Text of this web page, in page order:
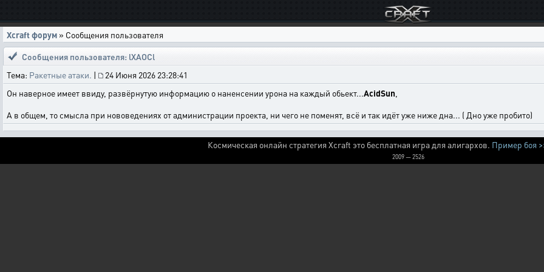
Xcraft форум » Сообщения пользователя
Сообщения пользователя: lXAOCl
Тема: Ракетные атаки. |
24 Июня 2026 23:28:41
Он наверное имеет ввиду, развёрнутую информацию о наненсении урона на каждый обьект...AcidSun
А в общем, то смысла при нововедениях от администрации проекта, ни чего не поменят, всё и так идёт уже ниже дна... ( Дно уже пробито)
Космическая онлайн стратегия Xcraft это бесплатная игра для алигархов. Пример боя
2009 — 2526